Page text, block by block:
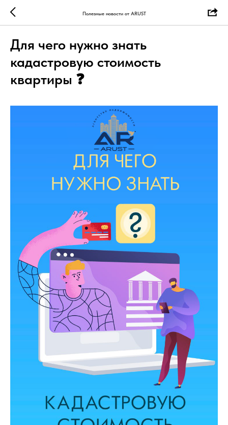
Полезные новости от ARUST
Для чего нужно знать
кадастровую стоимость
квартиры ❓